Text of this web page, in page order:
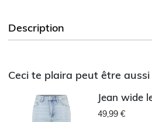
Description
Ceci te plaira peut être aussi
Jean wide
49,99 €